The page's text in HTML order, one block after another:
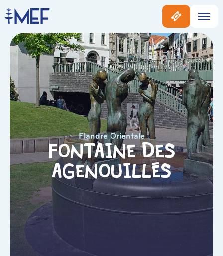
Flandre Orientale
Fontaine des
agenouillés